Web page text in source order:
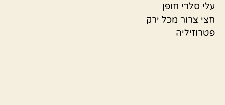
עלי סלרי חופן
חצי צרור מכל ירק
פטרוזיליה